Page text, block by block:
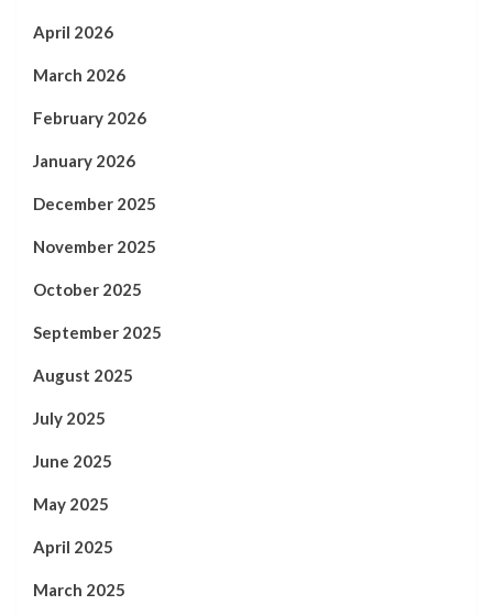
April 2026
March 2026
February 2026
January 2026
December 2025
November 2025
October 2025
September 2025
August 2025
July 2025
June 2025
May 2025
April 2025
March 2025